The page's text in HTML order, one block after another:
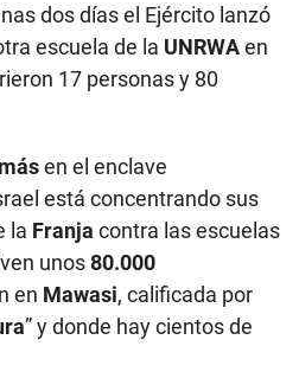
dos días el Ejército lanzó
escuela de la UNRWAen
17 personas y 80
en el enclave
está concentrando sus
la Franja contra las escuelas
unos80.000
en Mawasi, calificada por
” y donde hay cientos de